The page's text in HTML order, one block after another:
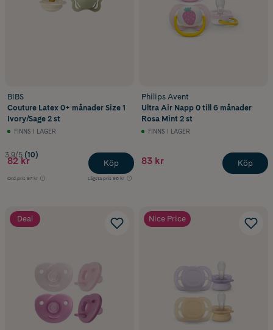
BIBS
Couture Latex 0+ månader Size 1
Ivory/Sage 2 st
FINNS I LAGER
3.9/5 (10)
82 kr
Ord.pris 97 kr Lägsta pris 96 kr
Köp
Philips Avent
Ultra Air Napp 0 till 6 månader
Rosa Mint 2 st
FINNS I LAGER
83 kr Köp
Deal Nice Price